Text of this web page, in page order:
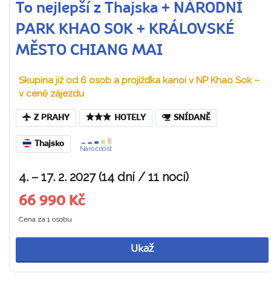
To nejlepší z Thajska + NÁRODNÍ
PARK KHAO SOK + KRÁLOVSKÉ
MĚSTO CHIANG MAI
Skupina již od 6 osob a projížďka kanoí v NP Khao Sok –
v ceně zájezdu
Z PRAHY HOTELY SNÍDANĚ
Thajsko
Náročnost
4. – 17. 2. 2027 (14 dní / 11 nocí)
66 990 Kč
Cena za 1 osobu
Ukaž